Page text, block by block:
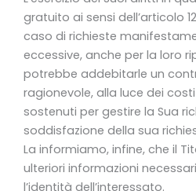
gratuito ai sensi dell’articolo
caso di richieste
eccessive, anche per la loro
potrebbe addebitarle un
ragionevole, alla luce dei
sostenuti per gestire la Sua
soddisfazione della sua
La informiamo, infine, che il
ulteriori informazioni
l’identità dell’interessato.